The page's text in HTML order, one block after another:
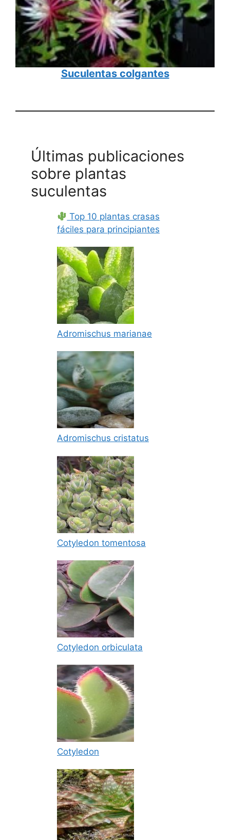
Suculentas colgantes
Últimas publicaciones
sobre plantas
suculentas
Top 10 plantas crasas
fáciles para principiantes
Adromischus marianae
Adromischus cristatus
Cotyledon tomentosa
Cotyledon orbiculata
Cotyledon